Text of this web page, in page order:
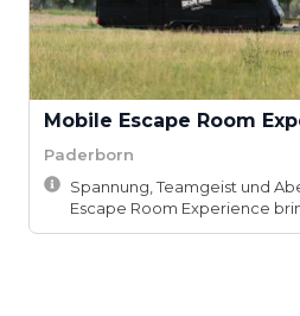
Mobile Escape Room
Paderborn
Spannung, Teamgeist und
Escape Room Experience
Teame...